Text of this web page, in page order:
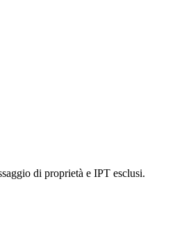
di proprietà e IPT esclusi.